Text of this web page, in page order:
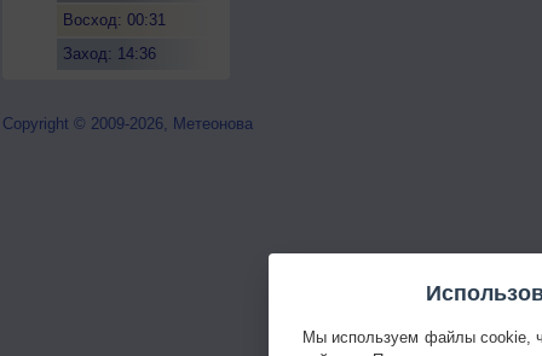
Восход: 00:31
Заход: 14:36
Copyright © 2009-2026, Метеонова
Мы используем файлы cookie,